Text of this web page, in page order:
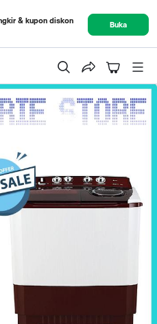
& kupon diskon
Buka